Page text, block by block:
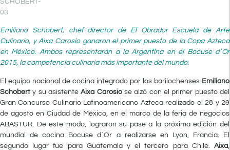
Emiliano Schobert, chef director de El Obrador Escuela de Arte
Culinario, y Aixa Carosio ganaron el primer puesto de la Copa Azteca
en México. Ambos representarán a la Argentina en el Bocuse d´Or
2015, la competencia culinaria más importante del mundo.
El equipo nacional de cocina integrado por los barilochenses Emiliano
Schobert y su asistenteAixa Carosiose alzó con el primer puesto del
Gran Concurso Culinario Latinoamericano Azteca realizado el 28 y 29
de agosto en Ciudad de México, en el marco de la feria de negocios
ABASTUR. De este modo, lograron su pase a la próxima edición del
mundial de cocina Bocuse d´Or a realizarse en Lyon, Francia. El
segundo lugar fue para Guatemala y el tercero para Chile. Aixa